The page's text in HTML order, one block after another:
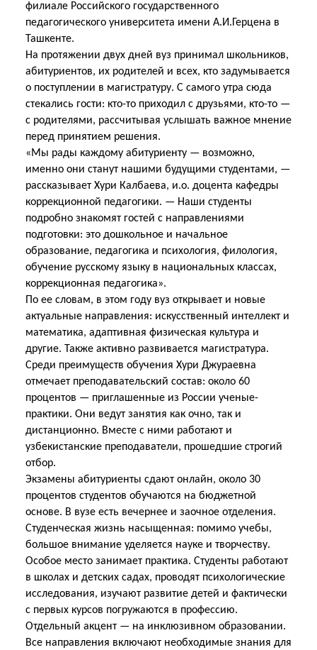
филиале Российского государственного
педагогического университета имени А.И.Герцена в
Ташкенте.
На протяжении двух дней вуз принимал школьников,
абитуриентов, их родителей и всех, кто задумывается
о поступлении в магистратуру. С самого утра сюда
стекались гости: кто-то приходил с друзьями, кто-то —
с родителями, рассчитывая услышать важное мнение
перед принятием решения.
«Мы рады каждому абитуриенту — возможно,
именно они станут нашими будущими студентами, —
рассказывает Хури Калбаева, и.о. доцента кафедры
коррекционной педагогики. — Наши студенты
подробно знакомят гостей с направлениями
подготовки: это дошкольное и начальное
образование, педагогика и психология, филология,
обучение русскому языку в национальных классах,
коррекционная педагогика».
По ее словам, в этом году вуз открывает и новые
актуальные направления: искусственный интеллект и
математика, адаптивная физическая культура и
другие. Также активно развивается магистратура.
Среди преимуществ обучения Хури Джураевна
отмечает преподавательский состав: около 60
процентов — приглашенные из России ученые-
практики. Они ведут занятия как очно, так и
дистанционно. Вместе с ними работают и
узбекистанские преподаватели, прошедшие строгий
отбор.
Экзамены абитуриенты сдают онлайн, около 30
процентов студентов обучаются на бюджетной
основе. В вузе есть вечернее и заочное отделения.
Студенческая жизнь насыщенная: помимо учебы,
большое внимание уделяется науке и творчеству.
Особое место занимает практика. Студенты работают
в школах и детских садах, проводят психологические
исследования, изучают развитие детей и фактически
с первых курсов погружаются в профессию.
Отдельный акцент — на инклюзивном образовании.
Все направления включают необходимые знания для